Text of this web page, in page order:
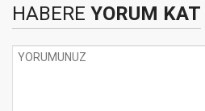
HABERE YORUM KAT